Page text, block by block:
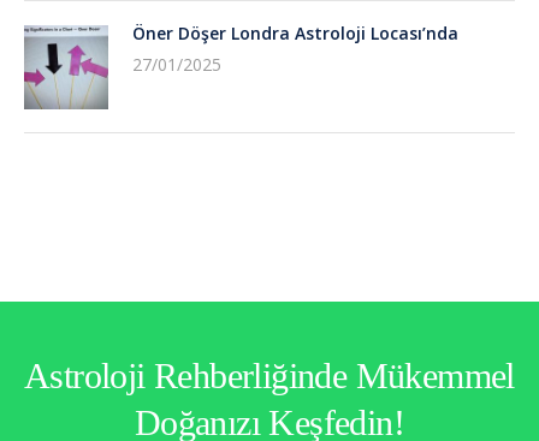
Öner Döşer Londra Astroloji Locası’nda
27/01/2025
Astroloji Rehberliğinde Mükemmel
Doğanızı Keşfedin!